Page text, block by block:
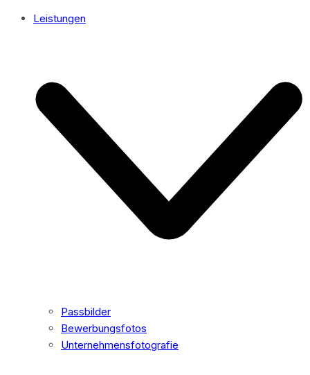
Leistungen
Passbilder
Bewerbungsfotos
Unternehmensfotografie